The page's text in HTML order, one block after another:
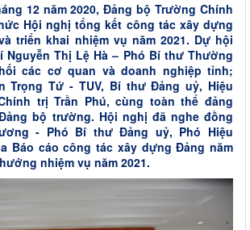
12 năm 2020, Đảng bộ Trường Chính
Hội nghị tổng kết công tác xây dựng
triển khai nhiệm vụ năm 2021. Dự hội
Thị Lệ Hà – Phó Bí thư Thường
các cơ quan và doanh nghiệp tỉnh;
Trọng Tứ - TUV, Bí thư Đảng uỷ, Hiệu
trị Trần Phú, cùng toàn thể đảng
bộ trường. Hội nghị đã nghe đồng
- Phó Bí thư Đảng uỷ, Phó Hiệu
Báo cáo công tác xây dựng Đảng năm
nhiệm vụ năm 2021.